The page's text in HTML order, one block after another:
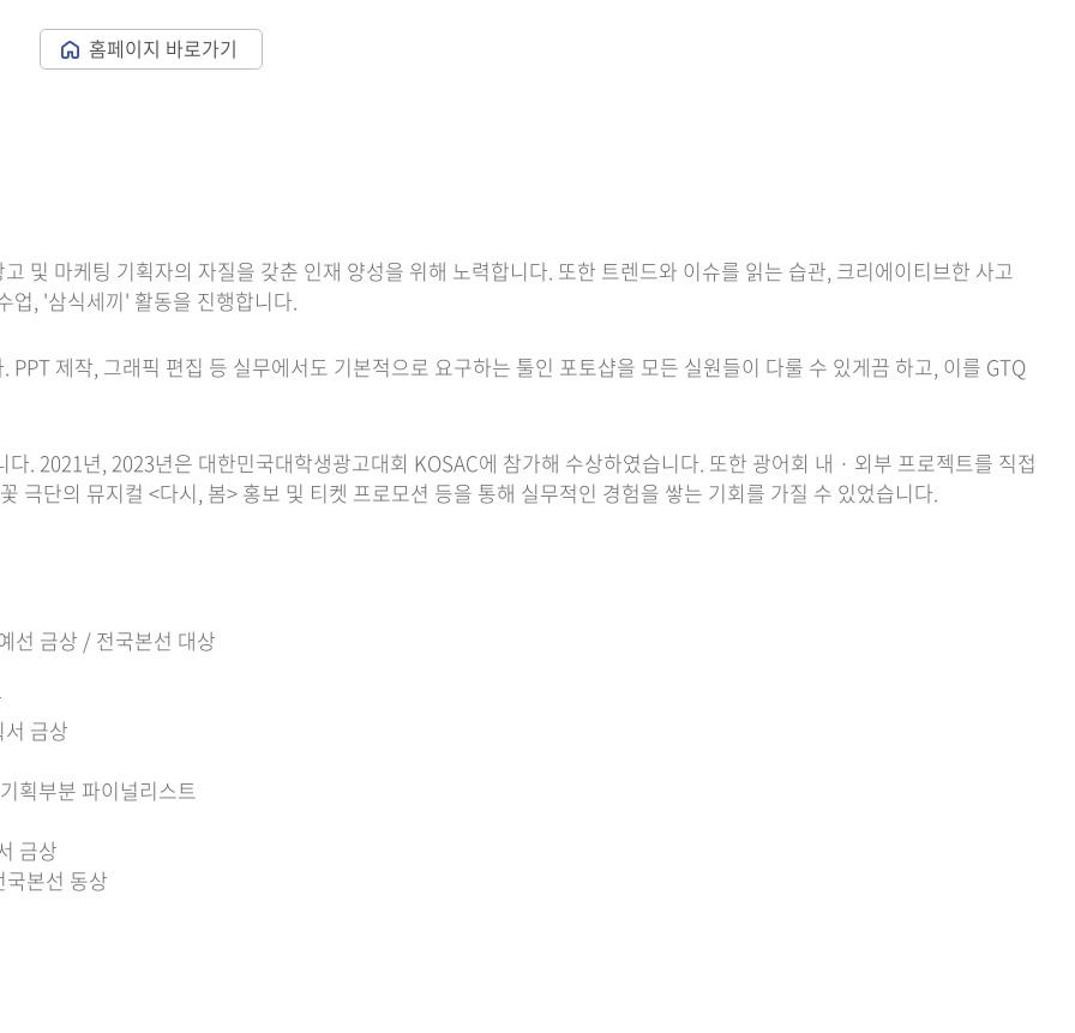
홈페이지 바로가기
및 마케팅 기획자의 자질을 갖춘 인재 양성을 위해 노력합니다. 또한 트렌드와 이슈를 읽는 습관, 크리에이티브한 사고
업, '삼식세끼' 활동을 진행합니다.
제작, 그래픽 편집 등 실무에서도 기본적으로 요구하는 툴인 포토샵을 모든 실원들이 다룰 수 있게끔 하고, 이를 GTQ
. 2021년, 2023년은 대한민국대학생광고대회 KOSAC에 참가해 수상하였습니다. 또한 광어회 내 · 외부 프로젝트를 직접
극단의 뮤지컬 <다시, 봄> 홍보 및 티켓 프로모션 등을 통해 실무적인 경험을 쌓는 기회를 가질 수 있었습니다.
선 금상 / 전국본선 대상
금상
획부분 파이널리스트
금상
본선 동상